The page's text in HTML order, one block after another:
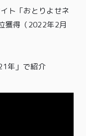
ト「おとりよせネ
獲得 （2022年2月
年」 で紹介